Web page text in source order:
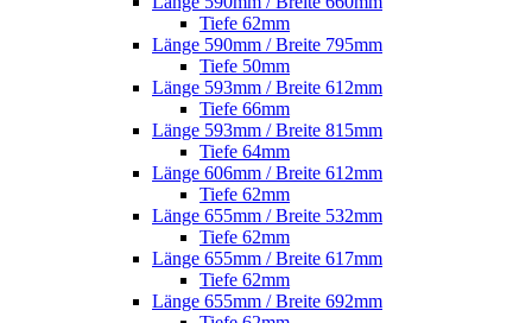
Tiefe 62mm
Länge 590mm / Breite 795mm
Tiefe 50mm
Länge 593mm / Breite 612mm
Tiefe 66mm
Länge 593mm / Breite 815mm
Tiefe 64mm
Länge 606mm / Breite 612mm
Tiefe 62mm
Länge 655mm / Breite 532mm
Tiefe 62mm
Länge 655mm / Breite 617mm
Tiefe 62mm
Länge 655mm / Breite 692mm